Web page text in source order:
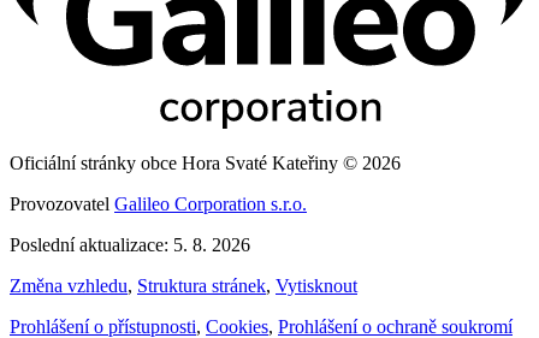
Oficiální stránky obce Hora Svaté Kateřiny © 2026
Provozovatel Galileo Corporation s.r.o.
Poslední aktualizace: 5. 8. 2026
Změna vzhledu, Struktura stránek, Vytisknout
Prohlášení o přístupnosti, Cookies, Prohlášení o ochraně soukromí